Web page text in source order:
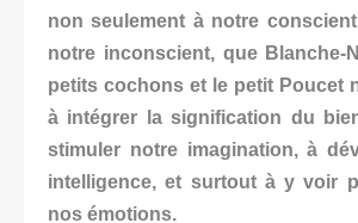
non seulement à notre
notre inconscient, que Blanche-
petits cochons et le petit Poucet
à intégrer la signification du
stimuler notre imagination, à
intelligence, et surtout à y voir
nos émotions.